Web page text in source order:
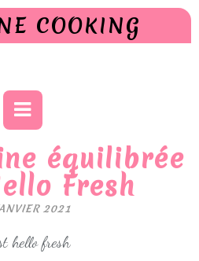
COOKING
équilibrée
Fresh
2021